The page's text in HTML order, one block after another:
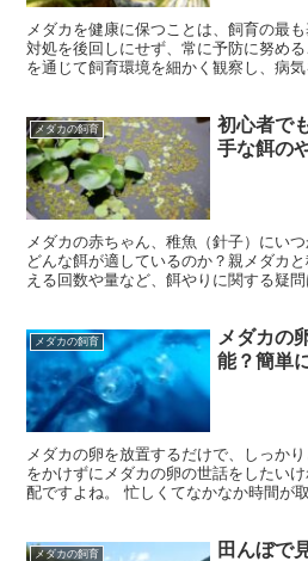
メダカを健康に保つことは、飼育の最
対処を後回しにせず、常に予防に努め
を通じて飼育環境を細かく観察し、病
メダカの飼育
初心者で
手な餌の
メダカの赤ちゃん、稚魚（針子）にい
どんな餌が適しているのか？親メダカ
える回数や量など、餌やりに関する疑
メダカの飼育
メダカの
能？簡単
メダカの卵を放置するだけで、しっか
をかけずにメダカの卵の世話をしたい
配ですよね。 忙しくてなかなか時間が
メダカの飼育
田んぼで